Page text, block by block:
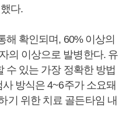
다.
해 확인되며, 60% 이상의
의 이상으로 발병한다. 유
수 있는 가장 정확한 방법
방식은 4~6주가 소요돼
기 위한 치료 골든타임 내